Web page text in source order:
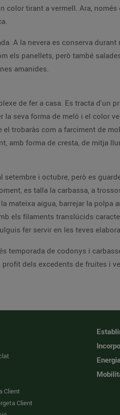
tirant a vermell. Ara,
A la nevera es conserva
els panellets, però també
amanides.
de fer a casa. Es tracta d'un
seva forma de meló i el color
trobaràs com a farciment de
amb forma de cresta, de mitja
i octubre, però es
es talla la carbassa, a
mateixa aigua, barrejar la polpa
els filaments translúcids
fer servir en les teves
temporada de codonys i
dels excedents de fruites i
Client
Client